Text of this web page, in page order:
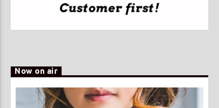
Now on air